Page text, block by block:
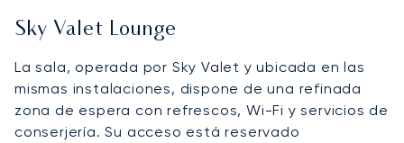
Sky Valet Lounge
La sala, operada por Sky Valet y ubicada en las
mismas instalaciones, dispone de una refinada
zona de espera con refrescos, Wi-Fi y servicios de
conserjería. Su acceso está reservado